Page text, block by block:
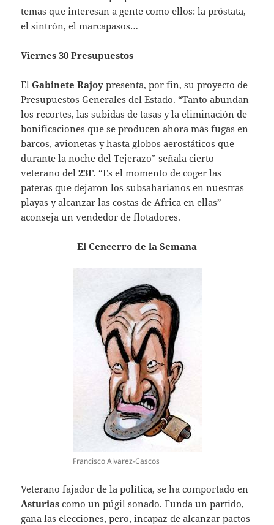
temas que interesan a gente como ellos: la próstata,
el sintrón, el marcapasos…
Viernes 30 Presupuestos
ElGabinete Rajoy presenta, por fin, su proyecto de
Presupuestos Generales del Estado. “Tanto abundan
los recortes, las subidas de tasas y la eliminación de
bonificaciones que se producen ahora más fugas en
barcos, avionetas y hasta globos aerostáticos que
durante la noche del Tejerazo” señala cierto
veterano del23F. “Es el momento de coger las
pateras que dejaron los subsaharianos en nuestras
playas y alcanzar las costas de Africa en ellas”
aconseja un vendedor de flotadores.
El Cencerro de la Semana
Francisco Alvarez-Cascos
Veterano fajador de la política, se ha comportado en
Asturias como un púgil sonado. Funda un partido,
gana las elecciones, pero, incapaz de alcanzar pactos